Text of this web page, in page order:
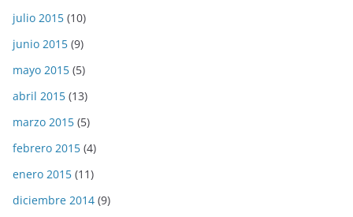
julio 2015 (10)
junio 2015 (9)
mayo 2015 (5)
abril 2015 (13)
marzo 2015 (5)
febrero 2015 (4)
enero 2015 (11)
diciembre 2014 (9)